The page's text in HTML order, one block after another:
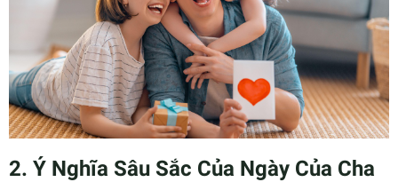
2. Ý Nghĩa Sâu Sắc Của Ngày Của Cha